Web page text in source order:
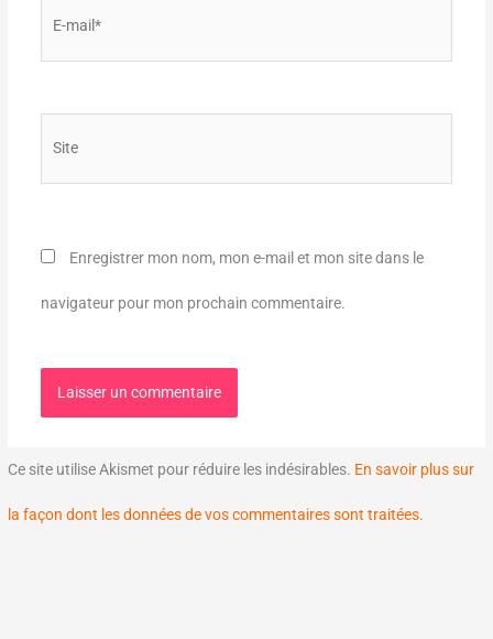
mail*
Enregistrer mon nom, mon e-mail et mon site dans le
navigateur pour mon prochain commentaire.
Ce site utilise Akismet pour réduire les indésirables. En savoir plus sur
la façon dont les données de vos commentaires sont traitées.